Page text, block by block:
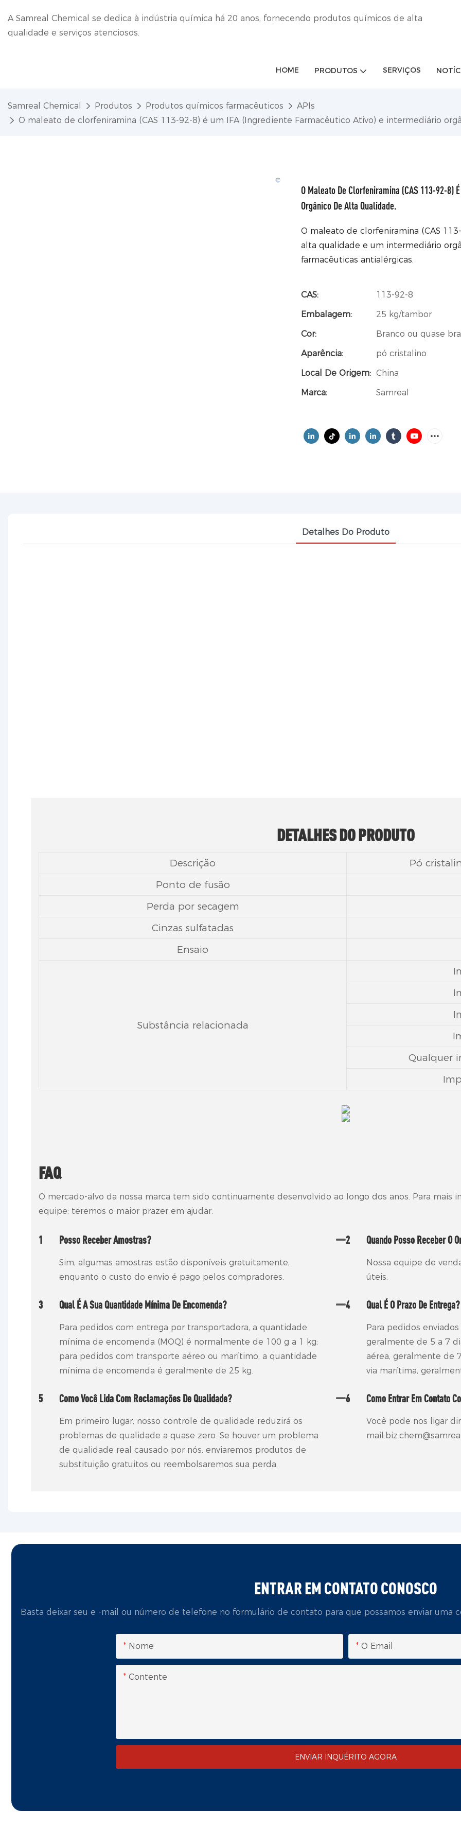
A Samreal Chemical se dedica à indústria química há 20 anos, fornecendo produtos químicos de alta
qualidade e serviços atenciosos.
HOME PRODUTOS SERVIÇOS
Samreal Chemical Produtos Produtos químicos farmacêuticos
APIs
O maleato de clorfeniramina (CAS 113-92-8) é um IFA (Ingrediente Farmacêutico Ativo) e intermediário
O Maleato De Clorfeniramina (CAS 113-92-8)
Orgânico De Alta Qualidade.
O maleato de clorfeniramina (CAS
alta qualidade e um intermediário
farmacêuticas antialérgicas.
CAS:
113-92-8
Embalagem:
25 kg/tambor
Cor:
Branco ou quase
Aparência:
pó cristalino
Local De Origem: China
Marca:
Samreal
Detalhes Do Produto
DETALHES DO PRODUTO
Descrição
Pó
Ponto de fusão
Perda por secagem
Cinzas sulfatadas
Ensaio
Substância relacionada
Qualquer
FAQ
O mercado-alvo da nossa marca tem sido continuamente desenvolvido ao longo dos anos. Para mais
equipe; teremos o maior prazer em ajudar.
1 Posso Receber Amostras?
Sim, algumas amostras estão disponíveis gratuitamente,
enquanto o custo do envio é pago pelos compradores.
2 Quando Posso Receber O
Nossa equipe de
úteis.
3 Qual É A Sua Quantidade Mínima De Encomenda?
Para pedidos com entrega por transportadora, a quantidade
mínima de encomenda (MOQ) é normalmente de 100 g a 1 kg;
para pedidos com transporte aéreo ou marítimo, a quantidade
mínima de encomenda é geralmente de 25 kg.
4 Qual É O Prazo De Entrega?
Para pedidos
geralmente de 5 a 7
aérea, geralmente de
via marítima,
5 Como Você Lida Com Reclamações De Qualidade?
Em primeiro lugar, nosso controle de qualidade reduzirá os
problemas de qualidade a quase zero. Se houver um problema
de qualidade real causado por nós, enviaremos produtos de
substituição gratuitos ou reembolsaremos sua perda.
6 Como Entrar Em Contato
Você pode nos ligar
ENTRAR EM CONTATO CONOSCO
Basta deixar seu e -mail ou número de telefone no formulário de contato para que possamos enviar uma
Nome O Email
Contente
ENVIAR INQUÉRITO AGORA